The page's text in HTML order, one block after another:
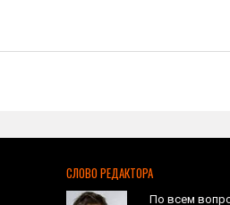
СЛОВО РЕДАКТОРА
По всем